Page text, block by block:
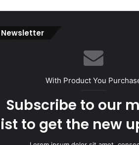
Newsletter
With Product You
Subscribe to our
to get the new